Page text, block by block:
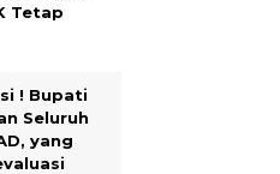
Tetap
! Bupati
Seluruh
yang